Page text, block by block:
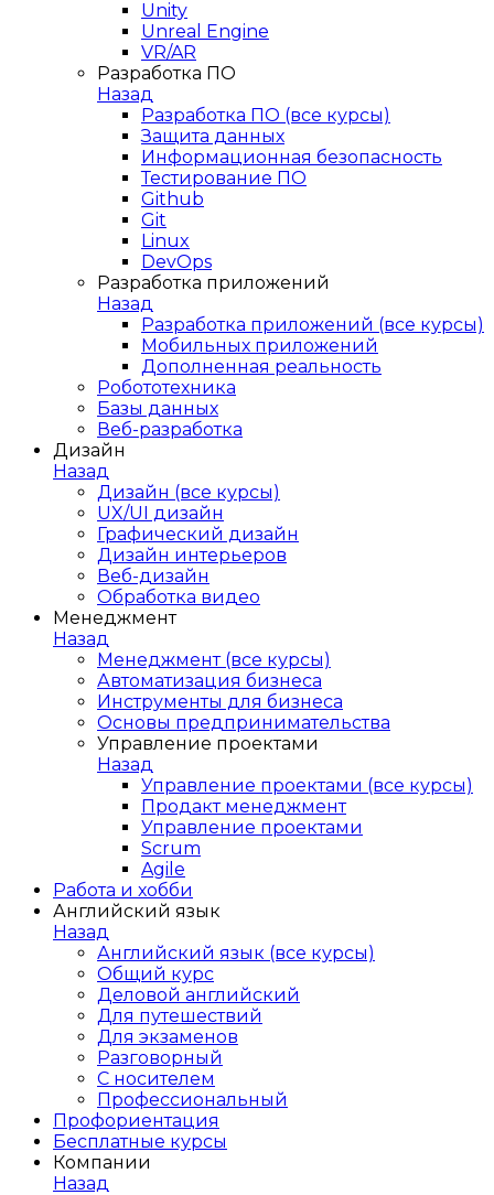
Unity
Unreal Engine
VR/AR
Разработка ПО
Назад
Разработка ПО (все курсы)
Защита данных
Информационная безопасность
Тестирование ПО
Github
Git
Linux
DevOps
Разработка приложений
Назад
Разработка приложений (все курсы)
Мобильных приложений
Дополненная реальность
Робототехника
Базы данных
Веб-разработка
Дизайн
Назад
Дизайн (все курсы)
UX/UI дизайн
Графический дизайн
Дизайн интерьеров
Веб-дизайн
Обработка видео
Менеджмент
Назад
Менеджмент (все курсы)
Автоматизация бизнеса
Инструменты для бизнеса
Основы предпринимательства
Управление проектами
Назад
Управление проектами (все курсы)
Продакт менеджмент
Управление проектами
Scrum
Agile
Работа и хобби
Английский язык
Назад
Английский язык (все курсы)
Общий курс
Деловой английский
Для путешествий
Для экзаменов
Разговорный
С носителем
Профессиональный
Профориентация
Бесплатные курсы
Компании
Назад